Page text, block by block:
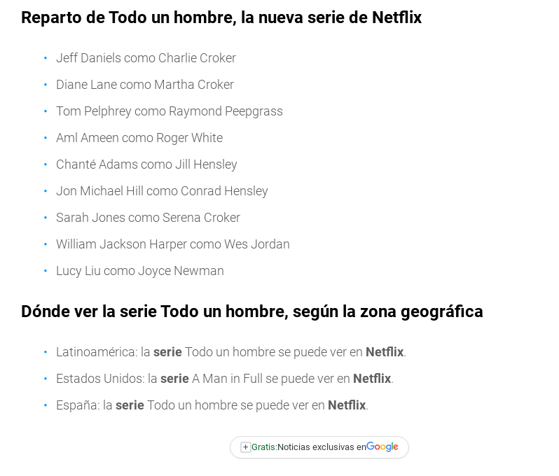
Reparto de Todo un hombre, la nueva serie de Netflix
Jeff Daniels como Charlie Croker
Diane Lane como Martha Croker
Tom Pelphrey como Raymond Peepgrass
Aml Ameen como Roger White
Chanté Adams como Jill Hensley
Jon Michael Hill como Conrad Hensley
Sarah Jones como Serena Croker
William Jackson Harper como Wes Jordan
Lucy Liu como Joyce Newman
Dónde ver la serie Todo un hombre, según la zona geográfica
Latinoamérica: la serieTodo un hombre se puede ver en Netflix.
Estados Unidos: la serieA Man in Full se puede ver en Netflix.
España: la serieTodo un hombre se puede ver en Netflix.
+ Gratis:Noticias exclusivas en